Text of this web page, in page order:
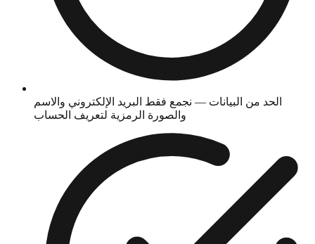
الحد من البيانات — نجمع فقط البريد الإلكتروني والاسم
والصورة الرمزية لتعريف الحساب